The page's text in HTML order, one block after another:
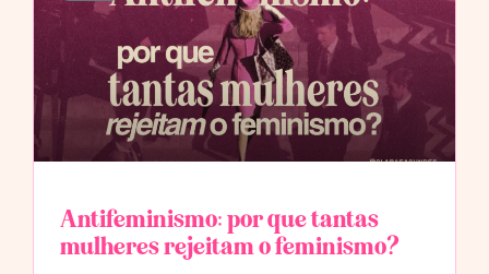
Antifeminismo: por que tantas
mulheres rejeitam o feminismo?